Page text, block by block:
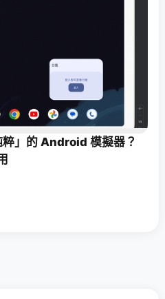
」的 Android 模擬器？